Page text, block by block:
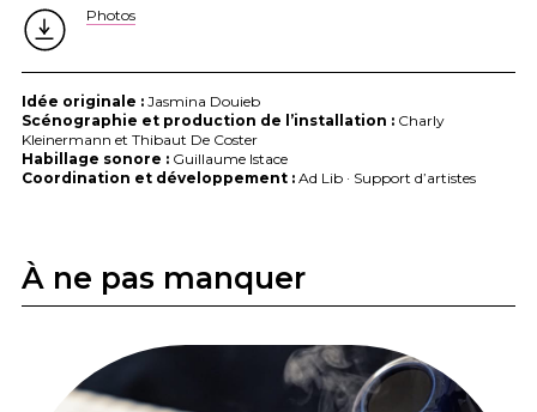
Photos
Idée originale :Jasmina Douieb
Scénographie et production de l’installation :Charly
Kleinermann et Thibaut De Coster
Habillage sonore :Guillaume Istace
Coordination et développement :Ad Lib · Support d’artistes
À ne pas manquer